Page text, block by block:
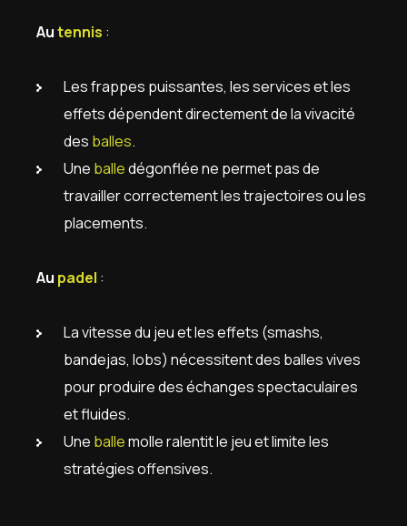
Autennis :
Les frappes puissantes, les services et les
effets dépendent directement de la vivacité
des balles.
Une balledégonflée ne permet pas de
travailler correctement les trajectoires ou les
placements.
Au padel :
La vitesse du jeu et les effets (smashs,
bandejas, lobs) nécessitent des balles vives
pour produire des échanges spectaculaires
et fluides.
Une ballemolle ralentit le jeu et limite les
stratégies offensives.